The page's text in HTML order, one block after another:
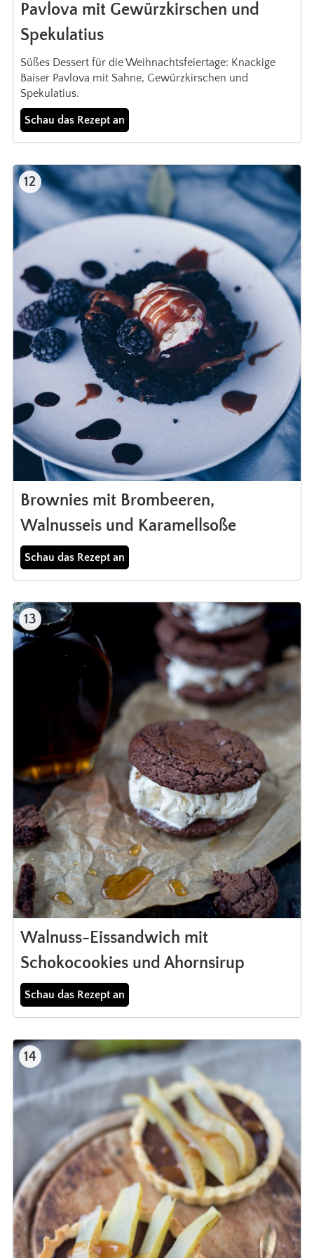
Pavlova mit Gewürzkirschen und
Spekulatius
Süßes Dessert für die Weihnachtsfeiertage: Knackige
Baiser Pavlova mit Sahne, Gewürzkirschen und
Spekulatius.
Schau das Rezept an
12
Brownies mit Brombeeren,
Walnusseis und Karamellsoße
Schau das Rezept an
13
Walnuss-Eissandwich mit
Schokocookies und Ahornsirup
Schau das Rezept an
14